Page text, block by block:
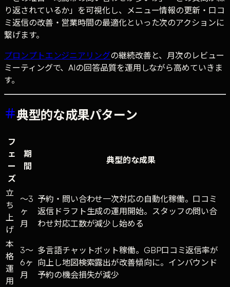
り返されているか」を可視化し、メニュー情報の更新・口コ
ミ返信の改善・営業時間の最適化といった次のアクションに
繋げます。
プロンプトエンジニアリングの継続改善と、月次のレビュー
ミーティングで、AIの回答品質を運用しながら高めていきま
す。
典型的な成果パターン
フ
ェ
ー
ズ
期
間
典型的な成果
立
ち
上
げ
〜3
ヶ
月
予約・問い合わせ一次対応の自動化稼働。口コミ
返信ドラフト生成の運用開始。スタッフの問い合
わせ対応工数が減少し始める
本
格
運
用
3〜
6ヶ
月
多言語チャットボット稼働。GBP口コミ返信率が
向上し地図検索露出が改善傾向に。インバウンド
予約の機会損失が減少